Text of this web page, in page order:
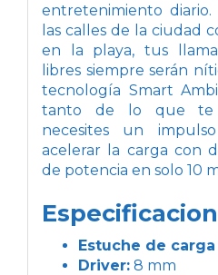
entretenimiento diario.
las calles de la ciudad
en la playa, tus
libres siempre serán
tecnología Smart
tanto de lo que te
necesites un
acelerar la carga con
de potencia en solo 10
Estuche de carga
Driver: 8 mm